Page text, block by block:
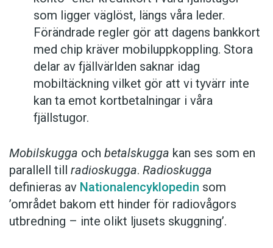
som ligger väglöst, längs våra leder.
Förändrade regler gör att dagens bankkort
med chip kräver mobiluppkoppling. Stora
delar av fjällvärlden saknar idag
mobiltäckning vilket gör att vi tyvärr inte
kan ta emot kortbetalningar i våra
fjällstugor.
Mobilskugga och betalskugga kan ses som en
parallell till radioskugga. Radioskugga
definieras av Nationalencyklopedin som
’området bakom ett hinder för radiovågors
utbredning – inte olikt ljusets skuggning’.